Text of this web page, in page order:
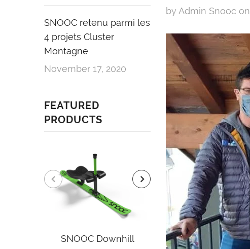
SNOOC retenu parmi les
4 projets Cluster
Montagne
November 17, 2020
FEATURED
PRODUCTS
SNOOC Downhill SNOOC
by Admin Snooc on